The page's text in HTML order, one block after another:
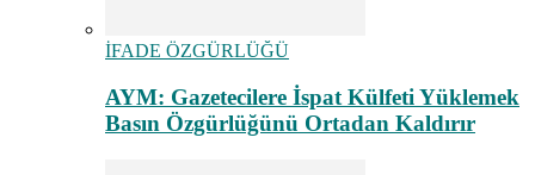
İFADE ÖZGÜRLÜĞÜ
AYM: Gazetecilere İspat Külfeti Yüklemek
Basın Özgürlüğünü Ortadan Kaldırır